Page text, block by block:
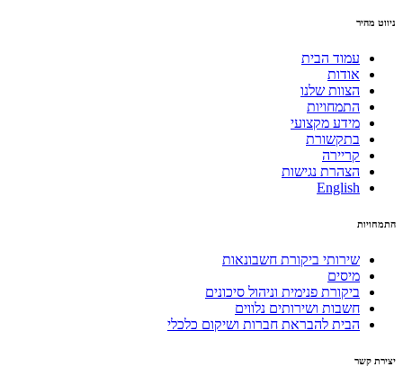
ניווט מהיר
עמוד הבית
אודות
הצוות שלנו
התמחויות
מידע מקצועי
בתקשורת
קריירה
הצהרת נגישות
English
התמחויות
שירותי ביקורת חשבונאות
מיסים
ביקורת פנימית וניהול סיכונים
חשבות ושירותים נלווים
הבית להבראת חברות ושיקום כלכלי
יצירת קשר